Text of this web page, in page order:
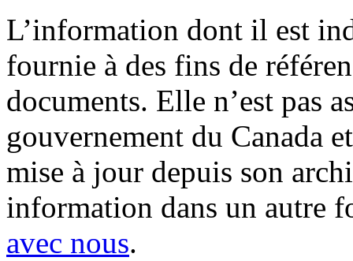
L’information dont il est
fournie à des fins de
documents. Elle n’est pas
gouvernement du Canada
mise à jour depuis son
information dans un autre
avec nous.